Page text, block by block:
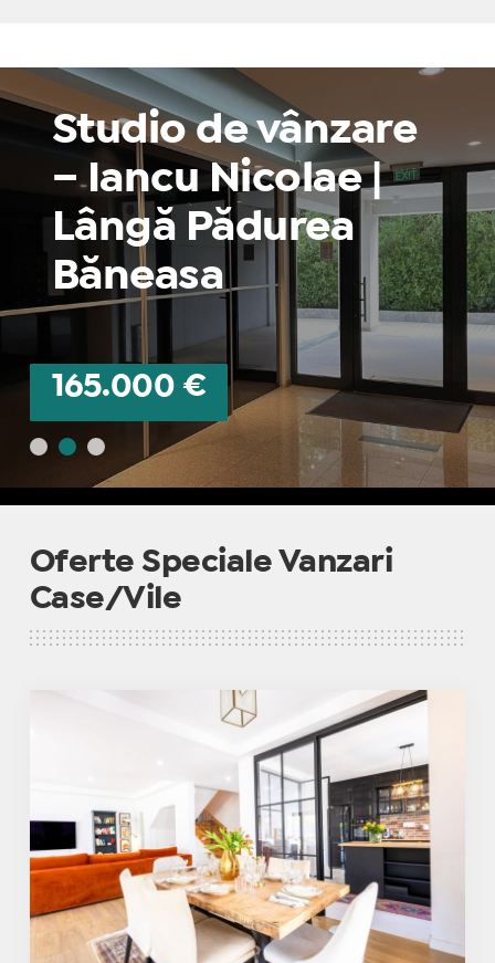
Studio de vânzare
– Iancu Nicolae |
Lângă Pădurea
Băneasa
165.000 €
Oferte Speciale Vanzari
Case/Vile